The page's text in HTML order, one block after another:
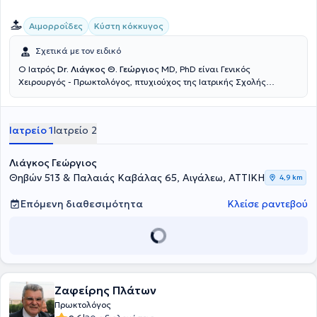
Αιμορροΐδες Κύστη κόκκυγος
Σχετικά με τον ειδικό
Ο Ιατρός Dr. Λιάγκος Θ. Γεώργιος ΜD, PhD είναι Γενικός
Χειρουργός - Πρωκτολόγος, πτυχιούχος της Ιατρικής Σχολής
Σχολής του Εθνικού και Καποδιστριακού Πανεπιστημίου Αθηνών.
του ομίλου Lumedica και Επιστημονικός Συνεργάτης Χειρουργός -
Πρωκτολόγος του Metropolitan Hospital στο Νέο Φάληρο και στο
Therapis στην Αθήνα και διατηρεί ιδιωτικό ιατρείο στο Αιγάλεω και
στη Λαμία.Είναι πιστοποιημένο μέλος του Αμερικάνικου Κολεγίου
των Χειρουργών (ATLS - ACS Committee on Trauma) και ενεργό
Εταιρείας Ενδοσκοπικής Χειρουργικής & Άλλων Επεμβατικών
Ελληνικής Φλεβολογικής Εταιρείας.Έχει εξειδικευτεί στη
μετεκπαιδευτεί στην Προηγμένη Λαπαροσκοπική Χειρουργική και
στην Ελάχιστα Επεμβατική Χειρουργική Κηλών του κοιλιακού
τοιχώματος. Επίσης, έχει πιστοποιηθεί στην χρήση των σύγχρονων
οπτικών ινών Laser, ραδιοσυχνοτήτων (RF) και υπερήχων (HAL) στην
Ιατρείο 1Ιατρείο 2
Λιάγκος Γεώργιος
Θηβών 513 & Παλαιάς Καβάλας 65, Αιγάλεω, ΑΤΤΙΚΗ
4,9 km
Επόμενη διαθεσιμότητα Κλείσε ραντεβού
Ζαφείρης Πλάτων
Πρωκτολόγος